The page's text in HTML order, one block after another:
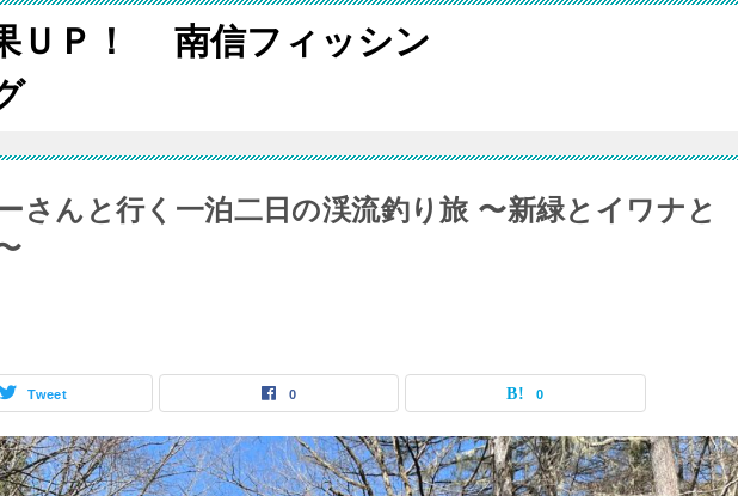
ＵＰ！ 南信フィッシン
さんと行く一泊二日の渓流釣り旅 〜新緑とイワナと
Tweet 0 0